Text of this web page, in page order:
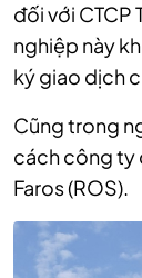
đối với CTCP
nghiệp này
ký giao dịch
Cũng trong
cách công ty
Faros (ROS).